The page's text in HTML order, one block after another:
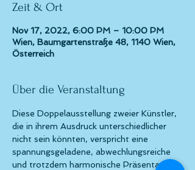
Zeit & Ort
Nov 17, 2022, 6:00 PM – 10:00 PM
Wien, Baumgartenstraße 48, 1140 Wien,
Österreich
Über die Veranstaltung
Diese Doppelausstellung zweier Künstler,
die in ihrem Ausdruck unterschiedlicher
nicht sein könnten, verspricht eine
spannungsgeladene, abwechlungsreiche
und trotzdem harmonische Präsentation.